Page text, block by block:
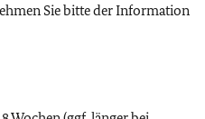
Sie bitte der Information